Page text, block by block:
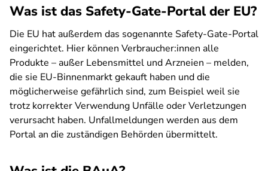
Was ist das Safety-Gate-Portal der EU?
Die EU hat außerdem das sogenannte Safety-Gate-Portal
eingerichtet. Hier können Verbraucher:innen alle
Produkte – außer Lebensmittel und Arzneien – melden,
die sie EU-Binnenmarkt gekauft haben und die
möglicherweise gefährlich sind, zum Beispiel weil sie
trotz korrekter Verwendung Unfälle oder Verletzungen
verursacht haben. Unfallmeldungen werden aus dem
Portal an die zuständigen Behörden übermittelt.